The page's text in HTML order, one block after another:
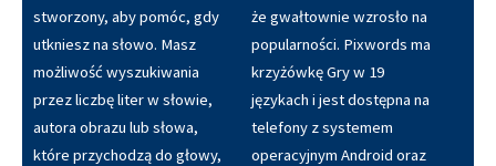
stworzony, aby pomóc, gdy
utkniesz na słowo. Masz
możliwość wyszukiwania
przez liczbę liter w słowie,
autora obrazu lub słowa,
które przychodzą do głowy,
że gwałtownie wzrosło na
popularności. Pixwords ma
krzyżówkę Gry w 19
językach i jest dostępna na
telefony z systemem
operacyjnym Android oraz